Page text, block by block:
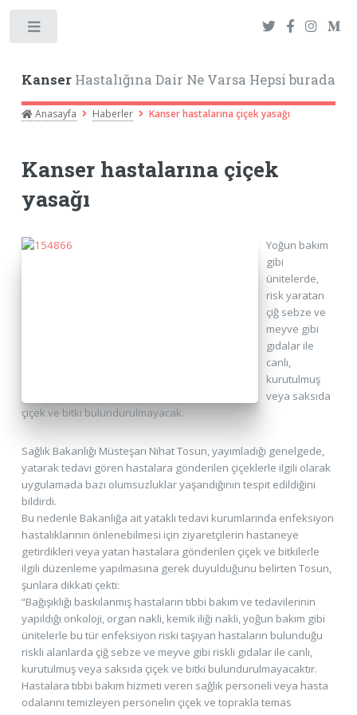
KanserHastalığına Dair Ne Varsa Hepsi burada
Anasayfa Haberler Kanser hastalarına çiçek yasağı
Kanser hastalarına çiçek
yasağı
Yoğun bakım
gibi
ünitelerde,
risk yaratan
çiğ sebze ve
meyve gibi
gıdalar ile
canlı,
kurutulmuş
veya saksıda
çiçek ve bitki bulundurulmayacak.
Sağlık Bakanlığı Müsteşarı Nihat Tosun, yayımladığı genelgede,
yatarak tedavi gören hastalara gönderilen çiçeklerle ilgili olarak
uygulamada bazı olumsuzluklar yaşandığının tespit edildiğini
bildirdi.
Bu nedenle Bakanlığa ait yataklı tedavi kurumlarında enfeksiyon
hastalıklarının önlenebilmesi için ziyaretçilerin hastaneye
getirdikleri veya yatan hastalara gönderilen çiçek ve bitkilerle
ilgili düzenleme yapılmasına gerek duyulduğunu belirten Tosun,
şunlara dikkati çekti:
“Bağışıklığı baskılanmış hastaların tıbbi bakım ve tedavilerinin
yapıldığı onkoloji, organ nakli, kemik iliği nakli, yoğun bakım gibi
ünitelerle bu tür enfeksiyon riski taşıyan hastaların bulunduğu
riskli alanlarda çiğ sebze ve meyve gibi riskli gıdalar ile canlı,
kurutulmuş veya saksıda çiçek ve bitki bulundurulmayacaktır.
Hastalara tıbbi bakım hizmeti veren sağlık personeli veya hasta
odalarını temizleyen personelin çiçek ve toprakla temas